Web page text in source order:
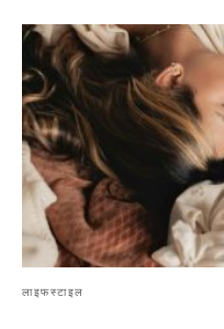
लाइफस्टाइल